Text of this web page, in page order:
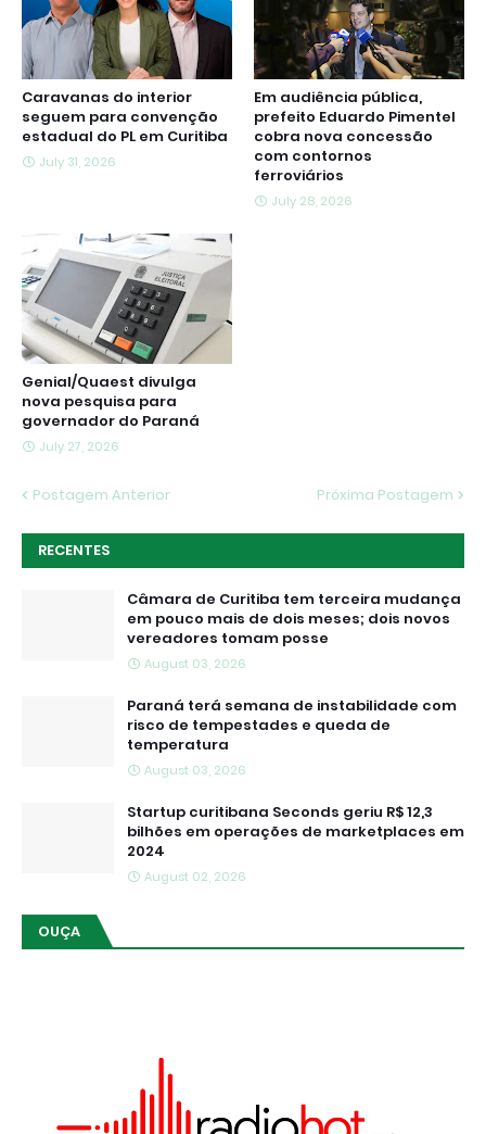
Caravanas do interior
seguem para convenção
estadual do PL em Curitiba
July 31, 2026
Em audiência pública,
prefeito Eduardo Pimentel
cobra nova concessão
com contornos
ferroviários
July 28, 2026
Genial/Quaest divulga
nova pesquisa para
governador do Paraná
July 27, 2026
Postagem Anterior Próxima Postagem
RECENTES
Câmara de Curitiba tem terceira mudança
em pouco mais de dois meses; dois novos
vereadores tomam posse
August 03, 2026
Paraná terá semana de instabilidade com
risco de tempestades e queda de
temperatura
August 03, 2026
Startup curitibana Seconds geriu R$ 12,3
bilhões em operações de marketplaces em
2024
August 02, 2026
OUÇA